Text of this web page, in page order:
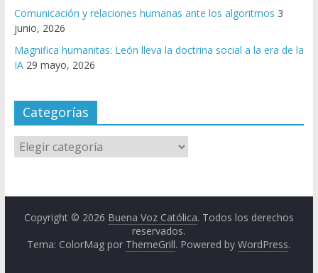
Comunicación y relaciones humanas ante los algoritmos 3
junio, 2026
Magnifica humanitas: León lleva la doctrina social a la era de la
IA 29 mayo, 2026
Categorías
Copyright © 2026 Buena Voz Católica. Todos los derechos
reservados.
Tema: ColorMag por ThemeGrill. Powered byWordPress.